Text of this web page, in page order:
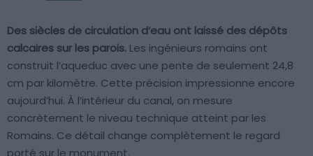
Des siècles de circulation d’eau ont laissé des dépôts
calcaires sur les parois. Les ingénieurs romains ont
construit l’aqueduc avec une pente de seulement 24,8
cm par kilomètre. Cette précision impressionne encore
aujourd’hui. À l’intérieur du canal, on mesure
concrètement le niveau technique atteint par les
Romains. Ce détail change complètement le regard
porté sur le monument.